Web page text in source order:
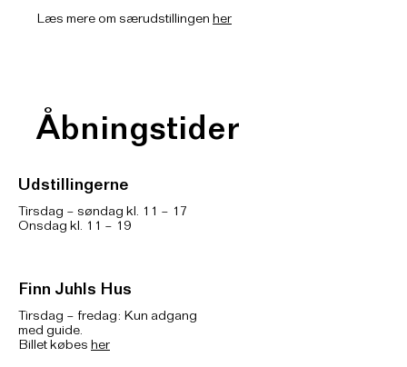
Læs mere om særudstillingen her
Åbningstider
Udstillingerne
Tirsdag – søndag kl. 11 – 17
Onsdag kl. 11 – 19
Finn Juhls Hus
Tirsdag – fredag: Kun adgang
med guide.
Billet købes her